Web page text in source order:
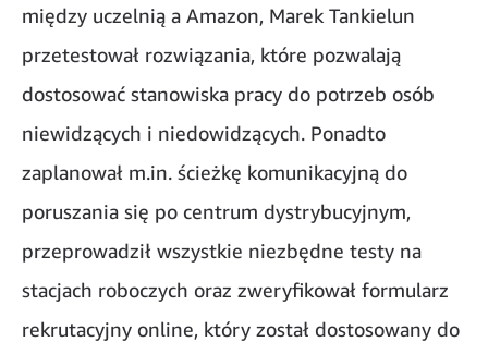
między uczelnią a Amazon, Marek Tankielun
przetestował rozwiązania, które pozwalają
dostosować stanowiska pracy do potrzeb osób
niewidzących i niedowidzących. Ponadto
zaplanował m.in. ścieżkę komunikacyjną do
poruszania się po centrum dystrybucyjnym,
przeprowadził wszystkie niezbędne testy na
stacjach roboczych oraz zweryfikował formularz
rekrutacyjny online, który został dostosowany do